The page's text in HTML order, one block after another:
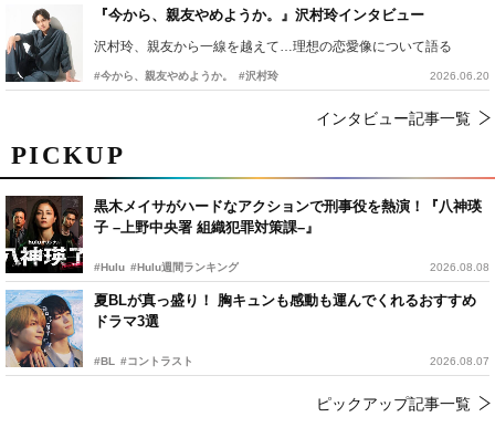
PICKUP
黒木メイサがハードなアクションで刑事役を熱演！『八神瑛
子 –上野中央署 組織犯罪対策課–』
#Hulu #Hulu週間ランキング 2026.08.08
夏BLが真っ盛り！ 胸キュンも感動も運んでくれるおすすめ
ドラマ3選
#BL #コントラスト 2026.08.07
ピックアップ記事一覧
『今から、親友やめようか。』沢村玲インタビュー
沢村玲、親友から一線を越えて…理想の恋愛像について語る
#今から、親友やめようか。 #沢村玲 2026.06.20
インタビュー記事一覧